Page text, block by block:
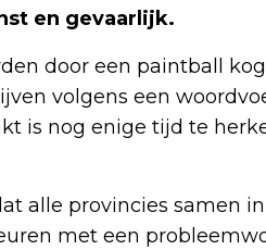
en gevaarlijk.
door een paintball
volgens een
is nog enige tijd te
alle provincies samen
met een